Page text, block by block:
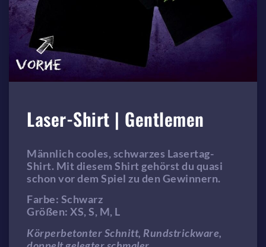
Laser-Shirt | Gentlemen
Männlich cooles, schwarzes Lasertag-
Shirt. Mit diesem Shirt gehörst du quasi
schon vor dem Spiel zu den Gewinnern.
Farbe: Schwarz
Größen: XS, S, M, L
Körperbetonter Schnitt, Rundstrickware,